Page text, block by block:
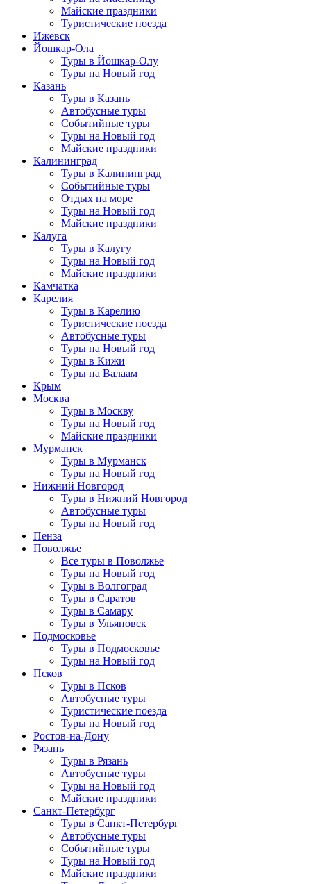
Майские праздники
Туристические поезда
Ижевск
Йошкар-Ола
Туры в Йошкар-Олу
Туры на Новый год
Казань
Туры в Казань
Автобусные туры
Событийные туры
Туры на Новый год
Майские праздники
Калининград
Туры в Калининград
Событийные туры
Отдых на море
Туры на Новый год
Майские праздники
Калуга
Туры в Калугу
Туры на Новый год
Майские праздники
Камчатка
Карелия
Туры в Карелию
Туристические поезда
Автобусные туры
Туры на Новый год
Туры в Кижи
Туры на Валаам
Крым
Москва
Туры в Москву
Туры на Новый год
Майские праздники
Мурманск
Туры в Мурманск
Туры на Новый год
Нижний Новгород
Туры в Нижний Новгород
Автобусные туры
Туры на Новый год
Пенза
Поволжье
Все туры в Поволжье
Туры на Новый год
Туры в Волгоград
Туры в Саратов
Туры в Самару
Туры в Ульяновск
Подмосковье
Туры в Подмосковье
Туры на Новый год
Псков
Туры в Псков
Автобусные туры
Туристические поезда
Туры на Новый год
Ростов-на-Дону
Рязань
Туры в Рязань
Автобусные туры
Туры на Новый год
Майские праздники
Санкт-Петербург
Туры в Санкт-Петербург
Автобусные туры
Событийные туры
Туры на Новый год
Майские праздники